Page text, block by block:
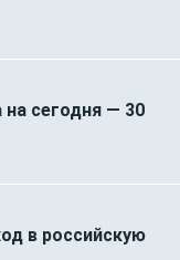
на сегодня — 30
в российскую